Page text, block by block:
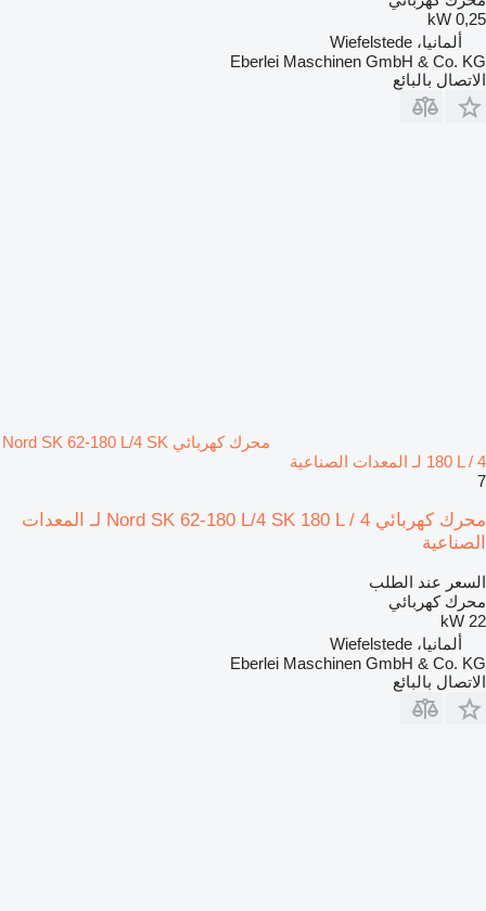
0,25 kW
ألمانيا، Wiefelstede
Eberlei Maschinen GmbH & Co. KG
الاتصال بالبائع
محرك كهربائي Nord SK 62-180 L/4 SK
180 L / 4 لـ المعدات الصناعية
7
محرك كهربائي Nord SK 62-180 L/4 SK 180 L / 4 لـ المعدات
الصناعية
السعر عند الطلب
محرك كهربائي
22 kW
ألمانيا، Wiefelstede
Eberlei Maschinen GmbH & Co. KG
الاتصال بالبائع